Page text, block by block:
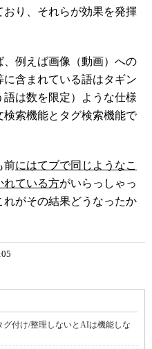
り、それらが効果を発揮
例えば画像（動画）への
含まれている語はタギン
は数を限定）ような仕様
索機能とタグ検索機能で
前にはてブで同じようなこ
れている方がいらっしゃっ
がその結果どうなったか
付け/整理しないとAIは機能しな